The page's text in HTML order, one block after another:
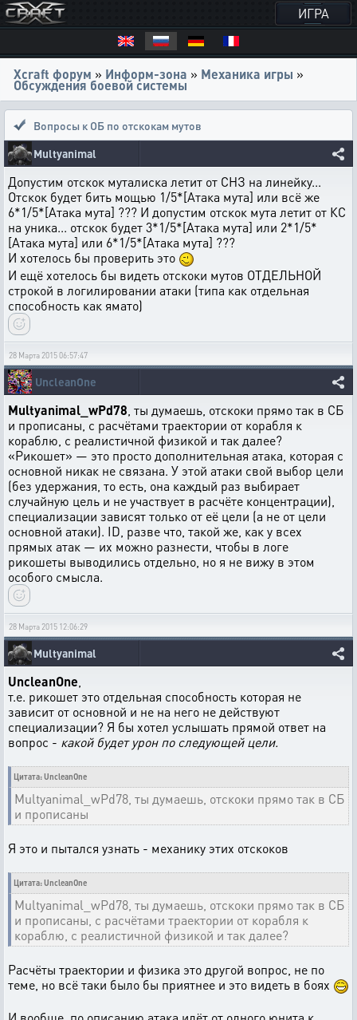
ИГРА
Xcraft форум » Информ-зона » Механика игры »
Обсуждения боевой системы
Вопросы к ОБ по отскокам мутов
Multyanimal
Допустим отскок муталиска летит от СНЗ на линейку...
Отскок будет бить мощью 1/5*[Атака мута] или всё же
6*1/5*[Атака мута] ??? И допустим отскок мута летит от КС
на уника... отскок будет 3*1/5*[Атака мута] или 2*1/5*
[Атака мута] или 6*1/5*[Атака мута] ???
И хотелось бы проверить это
И ещё хотелось бы видеть отскоки мутов ОТДЕЛЬНОЙ
строкой в логилировании атаки (типа как отдельная
способность как ямато)
28 Марта 2015 06:57:47
UncleanOne
Multyanimal_wPd78 , ты думаешь, отскоки прямо так в СБ
и прописаны, с расчётами траектории от корабля к
кораблю, с реалистичной физикой и так далее?
«Рикошет» — это просто дополнительная атака, которая с
основной никак не связана. У этой атаки свой выбор цели
(без удержания, то есть, она каждый раз выбирает
случайную цель и не участвует в расчёте концентрации),
специализации зависят только от её цели (а не от цели
основной атаки). ID, разве что, такой же, как у всех
прямых атак — их можно разнести, чтобы в логе
рикошеты выводились отдельно, но я не вижу в этом
особого смысла.
28 Марта 2015 12:06:29
Multyanimal
UncleanOne
т.е. рикошет это отдельная способность которая не
зависит от основной и не на него не действуют
специализации? Я бы хотел услышать прямой ответ на
вопрос - какой будет урон по следующей цели.
Цитата: UncleanOne
Multyanimal_wPd78, ты думаешь, отскоки прямо так в СБ
и прописаны
Я это и пытался узнать - механику этих отскоков
Цитата: UncleanOne
Multyanimal_wPd78, ты думаешь, отскоки прямо так в СБ
и прописаны, с расчётами траектории от корабля к
кораблю, с реалистичной физикой и так далее?
Расчёты траектории и физика это другой вопрос, не по
теме, но всё таки было бы приятнее и это видеть в боях